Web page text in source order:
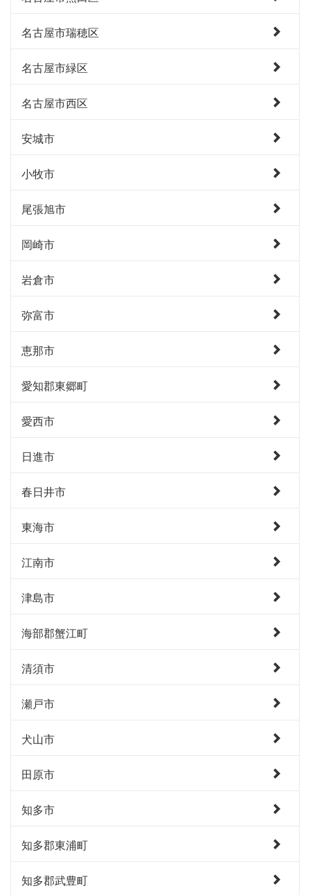
名古屋市瑞穂区
名古屋市緑区
名古屋市西区
安城市
小牧市
尾張旭市
岡崎市
岩倉市
弥富市
恵那市
愛知郡東郷町
愛西市
日進市
春日井市
東海市
江南市
津島市
海部郡蟹江町
清須市
瀬戸市
犬山市
田原市
知多市
知多郡東浦町
知多郡武豊町